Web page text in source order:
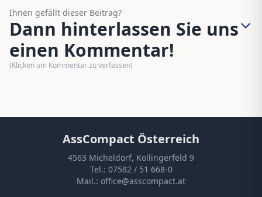
Ihnen gefällt dieser Beitrag?
Dann hinterlassen Sie uns
einen Kommentar!
(Klicken um Kommentar zu verfassen)
AssCompact Österreich
4563 Micheldorf, Kollingerfeld 9
Tel.: 07582 / 51 668-0
Mail.: office@asscompact.at